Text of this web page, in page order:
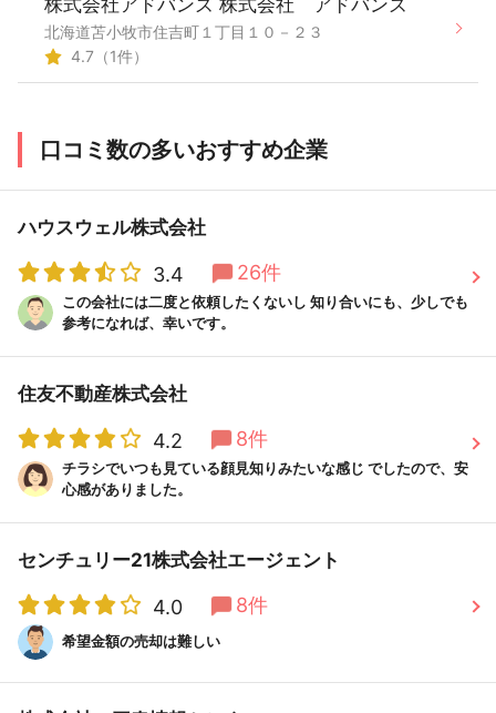
北海道苫小牧市住吉町１丁目１０－２３
4.7（1件）
口コミ数の多いおすすめ企業
ハウスウェル株式会社
3.4 26件
この会社には二度と依頼したくないし 知り合いにも、少しでも
参考になれば、幸いです。
住友不動産株式会社
4.2 8件
チラシでいつも見ている顔見知りみたいな感じ でしたので、安
心感がありました。
センチュリー21株式会社エージェント
4.0 8件
希望金額の売却は難しい